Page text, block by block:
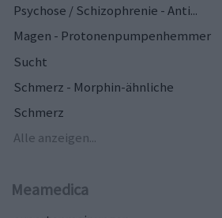
Psychose / Schizophrenie - Anti...
Magen - Protonenpumpenhemmer
Sucht
Schmerz - Morphin-ähnliche
Schmerz
Alle anzeigen...
Meamedica